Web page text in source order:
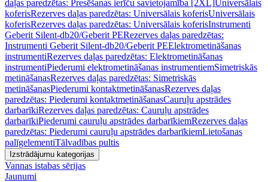
daļas paredzētas: Presēšanas ierīču savietojamība [2XL]Universālais
koferisRezerves daļas paredzētas: Universālais koferisUniversālais
koferisRezerves daļas paredzētas: Universālais koferisInstrumenti
Geberit Silent-db20/Geberit PERezerves daļas paredzētas:
Instrumenti Geberit Silent-db20/Geberit PEElektrometināšanas
instrumentiRezerves daļas paredzētas: Elektrometināšanas
instrumentiPiederumi elektrometināšanas instrumentiemSimetriskās
metināšanasRezerves daļas paredzētas: Simetriskās
metināšanasPiederumi kontaktmetināšanasRezerves daļas
paredzētas: Piederumi kontaktmetināšanasCauruļu apstrādes
darbarīkiRezerves daļas paredzētas: Cauruļu apstrādes
darbarīkiPiederumi cauruļu apstrādes darbarīkiemRezerves daļas
paredzētas: Piederumi cauruļu apstrādes darbarīkiemLietošanas
palīgelementiTālvadības pultis
Izstrādājumu kategorijas
Vannas istabas sērijas
Jaunumi